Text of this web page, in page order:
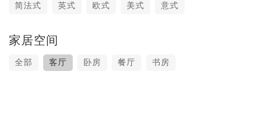
简法式 英式 欧式 美式 意式
家居空间
全部 客厅 卧房 餐厅 书房